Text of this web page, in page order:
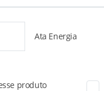
Ata Energia
produto
para